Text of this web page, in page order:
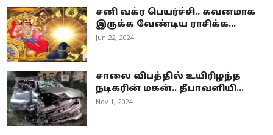
சனி வக்ர பெயர்ச்சி.. கவனமாக
இருக்க வேண்டிய ராசிக்க...
Jun 22, 2024
சாலை விபத்தில் உயிரிழந்த
நடிகரின் மகன்.. தீபாவளியி...
Nov 1, 2024